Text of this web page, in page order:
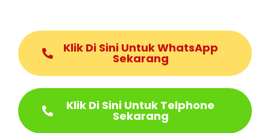
Klik Di Sini Untuk WhatsApp
Sekarang
Klik Di Sini Untuk Telphone
Sekarang